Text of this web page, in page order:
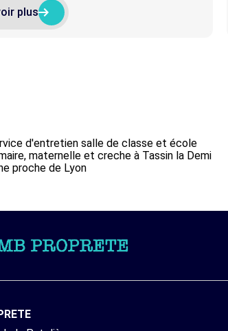
plus
arrow_right_altarrow_right_alt
d'entretien salle de classe et école
maternelle et creche à Tassin la Demi
proche de Lyon